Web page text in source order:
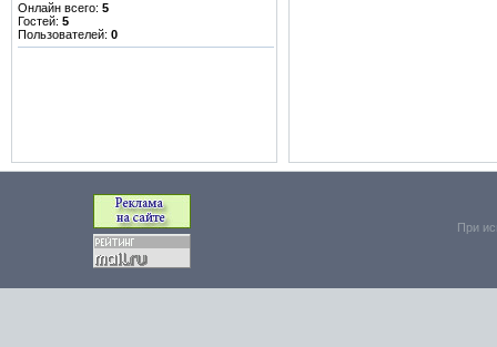
Онлайн всего: 5
Гостей: 5
Пользователей: 0
При